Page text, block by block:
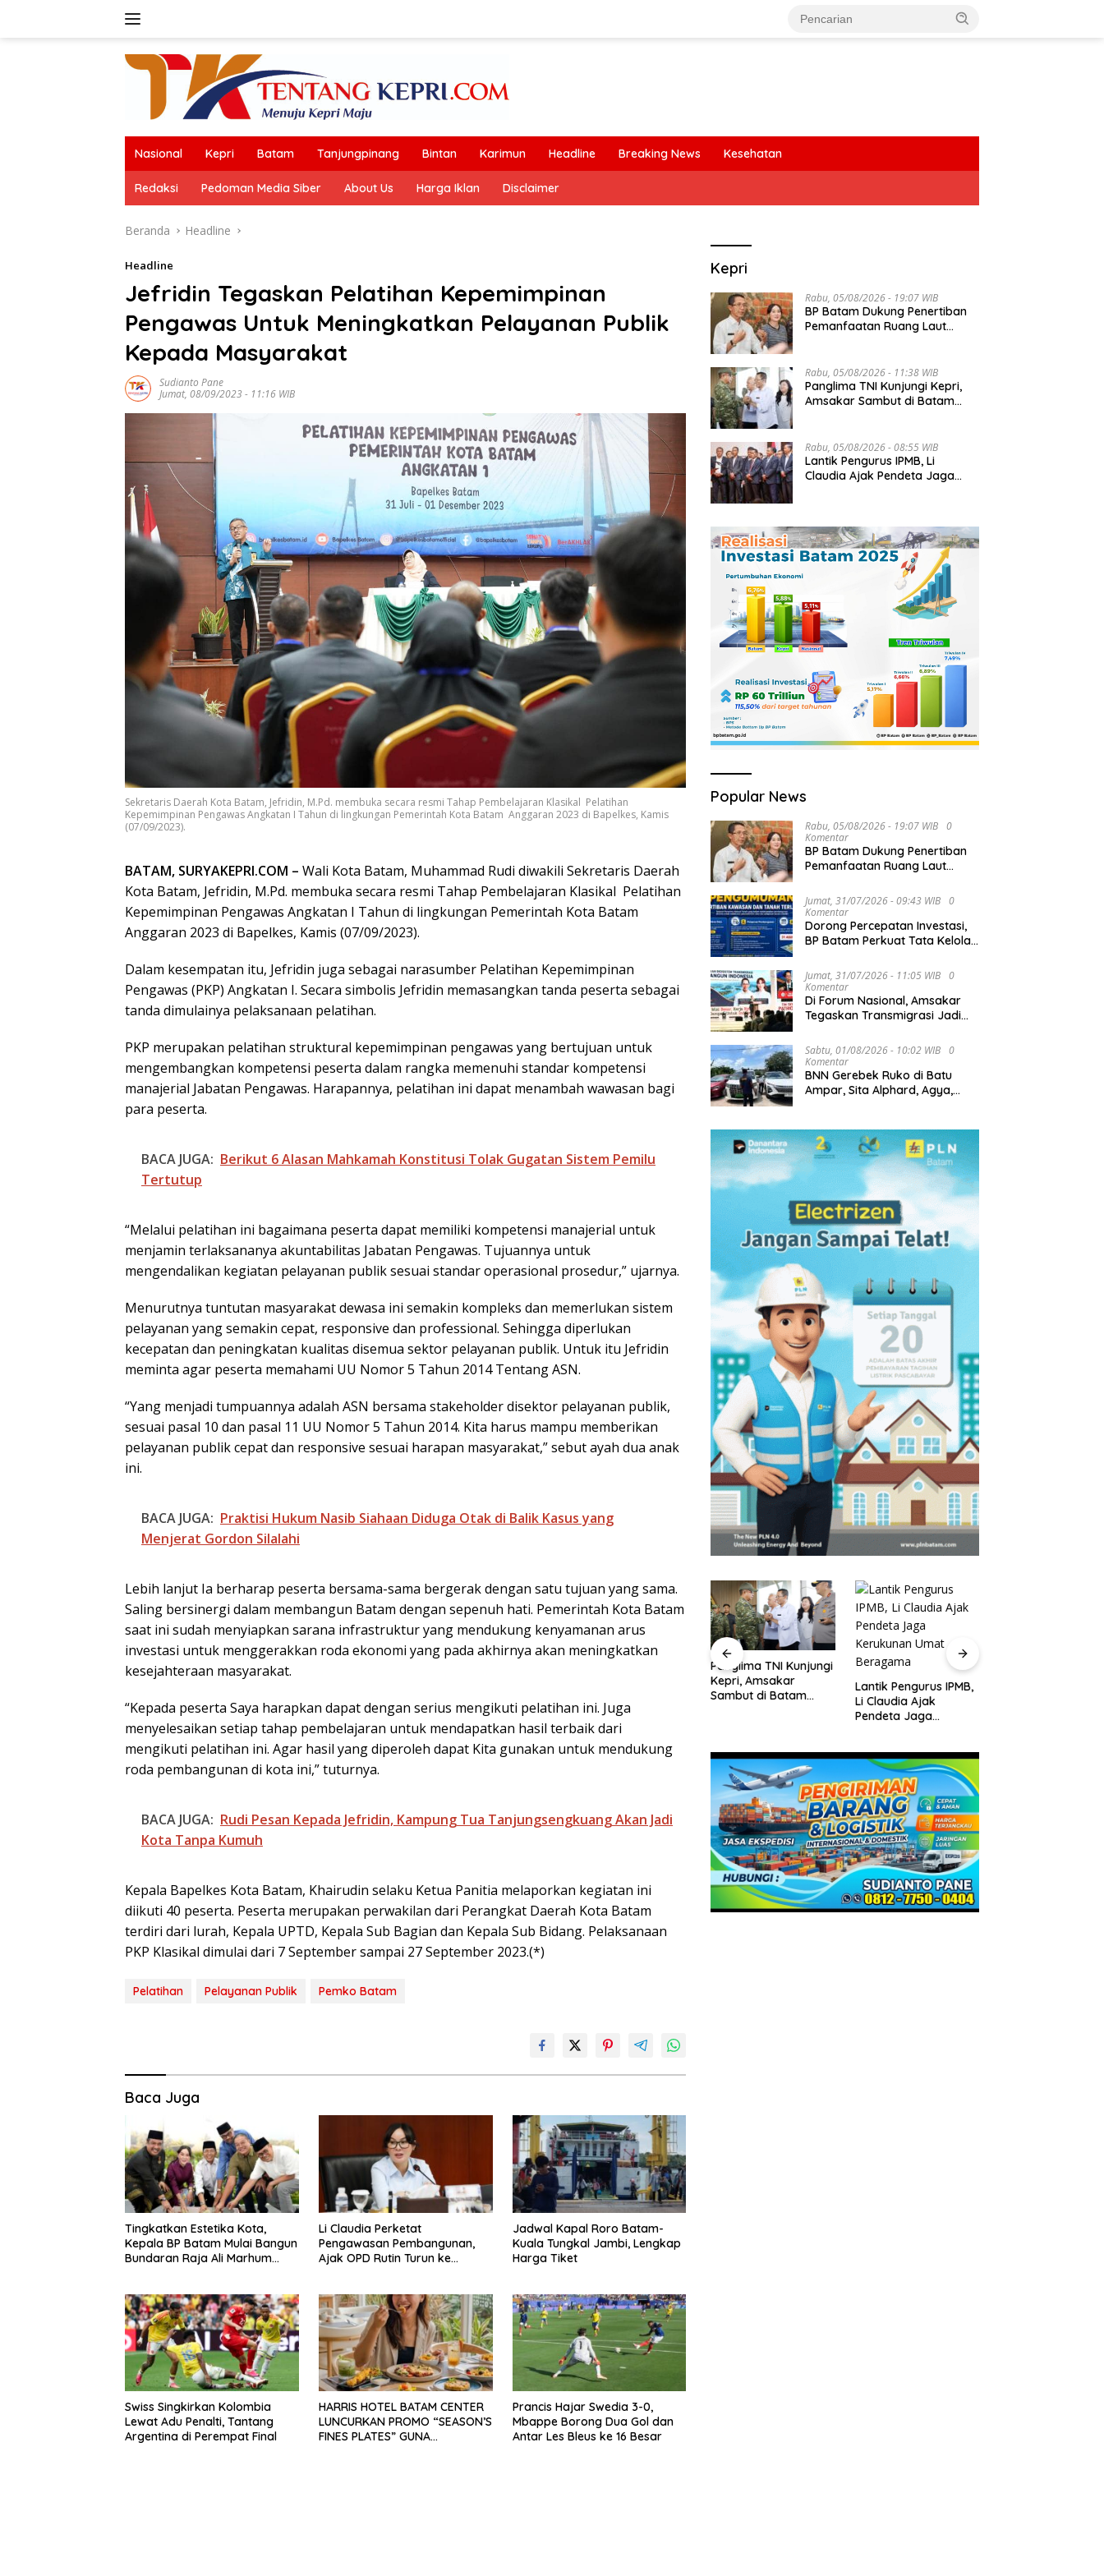
Nasional Kepri Batam Tanjungpinang Bintan Karimun Headline Breaking News Kesehatan
Redaksi Pedoman Media Siber About Us Harga Iklan Disclaimer
Beranda Headline
Headline
Jefridin Tegaskan Pelatihan Kepemimpinan
Pengawas Untuk Meningkatkan Pelayanan Publik
Kepada Masyarakat
Sudianto Pane
Jumat, 08/09/2023 - 11:16 WIB
Sekretaris Daerah Kota Batam, Jefridin, M.Pd. membuka secara resmi Tahap Pembelajaran Klasikal Pelatihan
Kepemimpinan Pengawas Angkatan I Tahun di lingkungan Pemerintah Kota Batam Anggaran 2023 di Bapelkes, Kamis
(07/09/2023).
BATAM, SURYAKEPRI.COM – Wali Kota Batam, Muhammad Rudi diwakili Sekretaris Daerah
Kota Batam, Jefridin, M.Pd. membuka secara resmi Tahap Pembelajaran Klasikal Pelatihan
Kepemimpinan Pengawas Angkatan I Tahun di lingkungan Pemerintah Kota Batam
Anggaran 2023 di Bapelkes, Kamis (07/09/2023).
Dalam kesempatan itu, Jefridin juga sebagai narasumber Pelatihan Kepemimpinan
Pengawas (PKP) Angkatan I. Secara simbolis Jefridin memasangkan tanda peserta sebagai
tanda dimulainya pelaksanaan pelatihan.
PKP merupakan pelatihan struktural kepemimpinan pengawas yang bertujuan untuk
mengembangkan kompetensi peserta dalam rangka memenuhi standar kompetensi
manajerial Jabatan Pengawas. Harapannya, pelatihan ini dapat menambah wawasan bagi
para peserta.
BACA JUGA: Berikut 6 Alasan Mahkamah Konstitusi Tolak Gugatan Sistem Pemilu
Tertutup
“Melalui pelatihan ini bagaimana peserta dapat memiliki kompetensi manajerial untuk
menjamin terlaksananya akuntabilitas Jabatan Pengawas. Tujuannya untuk
mengendalikan kegiatan pelayanan publik sesuai standar operasional prosedur,” ujarnya.
Menurutnya tuntutan masyarakat dewasa ini semakin kompleks dan memerlukan sistem
pelayanan yang semakin cepat, responsive dan professional. Sehingga diperlukan
kecepatan dan peningkatan kualitas disemua sektor pelayanan publik. Untuk itu Jefridin
meminta agar peserta memahami UU Nomor 5 Tahun 2014 Tentang ASN.
“Yang menjadi tumpuannya adalah ASN bersama stakeholder disektor pelayanan publik,
sesuai pasal 10 dan pasal 11 UU Nomor 5 Tahun 2014. Kita harus mampu memberikan
pelayanan publik cepat dan responsive sesuai harapan masyarakat,” sebut ayah dua anak
ini.
BACA JUGA: Praktisi Hukum Nasib Siahaan Diduga Otak di Balik Kasus yang
Menjerat Gordon Silalahi
Lebih lanjut Ia berharap peserta bersama-sama bergerak dengan satu tujuan yang sama.
Saling bersinergi dalam membangun Batam dengan sepenuh hati. Pemerintah Kota Batam
saat ini sudah menyiapkan sarana infrastruktur yang mendukung kenyamanan arus
investasi untuk menggerakkan roda ekonomi yang pada akhirnya akan meningkatkan
kesejahteraan masyarakat.
“Kepada peserta Saya harapkan dapat dengan serius mengikuti pelatihan ini. Juga
menyelesaikan setiap tahap pembelajaran untuk mendapatkan hasil terbaik dari
mengikuti pelatihan ini. Agar hasil yang diperoleh dapat Kita gunakan untuk mendukung
roda pembangunan di kota ini,” tuturnya.
BACA JUGA: Rudi Pesan Kepada Jefridin, Kampung Tua Tanjungsengkuang Akan Jadi
Kota Tanpa Kumuh
Kepala Bapelkes Kota Batam, Khairudin selaku Ketua Panitia melaporkan kegiatan ini
diikuti 40 peserta. Peserta merupakan perwakilan dari Perangkat Daerah Kota Batam
terdiri dari lurah, Kepala UPTD, Kepala Sub Bagian dan Kepala Sub Bidang. Pelaksanaan
PKP Klasikal dimulai dari 7 September sampai 27 September 2023.(*)
Pelatihan Pelayanan Publik Pemko Batam
Baca Juga
Tingkatkan Estetika Kota,
Kepala BP Batam Mulai Bangun
Bundaran Raja Ali Marhum
Li Claudia Perketat
Pengawasan Pembangunan,
Ajak OPD Rutin Turun ke
Jadwal Kapal Roro Batam-
Kuala Tungkal Jambi, Lengkap
Harga Tiket
Swiss Singkirkan Kolombia
Lewat Adu Penalti, Tantang
Argentina di Perempat Final
HARRIS HOTEL BATAM CENTER
LUNCURKAN PROMO “SEASON’S
FINES PLATES” GUNA
Prancis Hajar Swedia 3-0,
Mbappe Borong Dua Gol dan
Antar Les Bleus ke 16 Besar
Kepri
Rabu, 05/08/2026 - 19:07 WIB
BP Batam Dukung Penertiban
Pemanfaatan Ruang Laut
Rabu, 05/08/2026 - 11:38 WIB
Panglima TNI Kunjungi Kepri,
Amsakar Sambut di Batam
Rabu, 05/08/2026 - 08:55 WIB
Lantik Pengurus IPMB, Li
Claudia Ajak Pendeta Jaga
Popular News
Rabu, 05/08/2026 - 19:07 WIB
0
Komentar
BP Batam Dukung Penertiban
Pemanfaatan Ruang Laut
Perundang-undangan
Jumat, 31/07/2026 - 09:43 WIB
0
Komentar
Dorong Percepatan Investasi,
BP Batam Perkuat Tata Kelola
Mandiri LMS
Jumat, 31/07/2026 - 11:05 WIB
0
Komentar
Di Forum Nasional, Amsakar
Tegaskan Transmigrasi Jadi
Pembangunan
Sabtu, 01/08/2026 - 10:02 WIB
0
Komentar
BNN Gerebek Ruko di Batu
Ampar, Sita Alphard, Agya,
Pemko Batam Perkuat
Standar Pelayanan,
Harus Permudah
Masyarakat
Batam Gelar
Giveaway Spesial dan
Diskon Menginap 24%
Laut Sesuai Ketentuan
Peraturan Perundang-
Panglima TNI Kunjungi
Kepri, Amsakar
Sambut di Batam
Lantik Pengurus IPMB,
Li Claudia Ajak
Pendeta Jaga